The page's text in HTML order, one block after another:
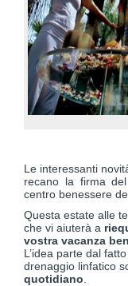
Le interessanti
recano la firma del
centro benessere
Questa estate alle
che vi aiuterà a
vostra vacanza
L’idea parte dal
drenaggio linfatico
quotidiano